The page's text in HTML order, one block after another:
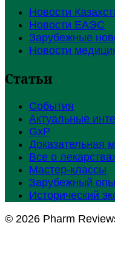
Новости
Новости ЕАЭС
Зарубежные
Новости
Статьи
События
Актуальные
GxP
Доказательная
Все о
Мастер-классы
Зарубежный
Исторический
© 2026 Pharm